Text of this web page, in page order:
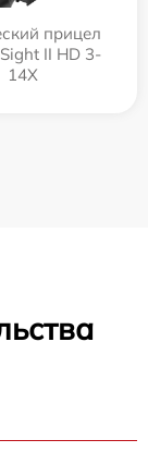
прицел
II HD 3-
14X